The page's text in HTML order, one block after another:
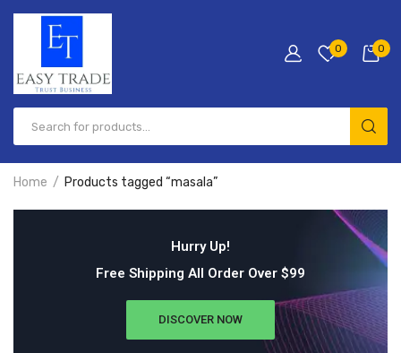
0 0
Home Products tagged “masala”
Hurry Up!
Free Shipping All Order Over $99
DISCOVER NOW